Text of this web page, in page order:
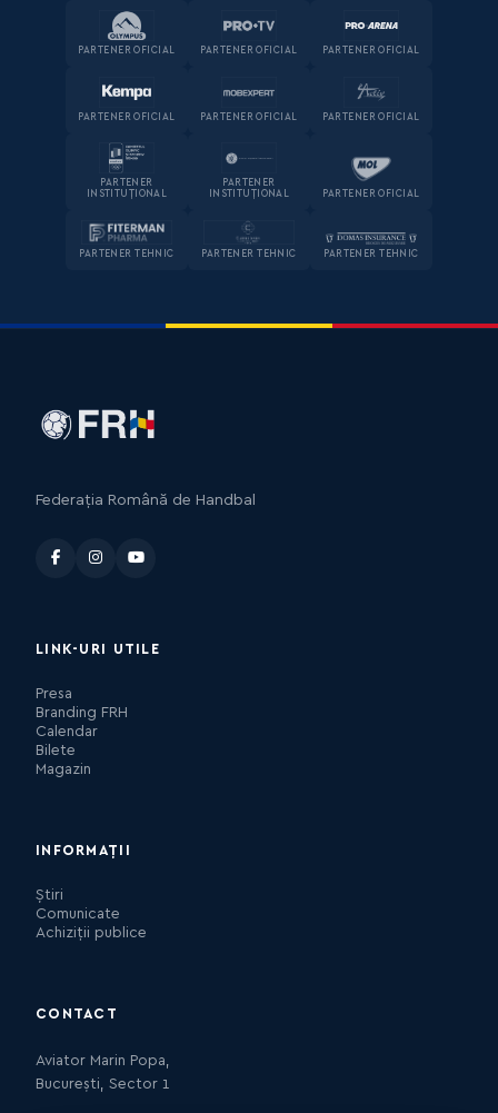
PARTENER OFICIAL PARTENER OFICIAL PARTENER OFICIAL
PARTENER OFICIAL PARTENER OFICIAL PARTENER OFICIAL
PARTENER
INSTITUȚIONAL
PARTENER
INSTITUȚIONAL
PARTENER OFICIAL
PARTENER TEHNIC PARTENER TEHNIC PARTENER TEHNIC
Federația Română de Handbal
LINK-URI UTILE
Presa
Branding FRH
Calendar
Bilete
Magazin
INFORMAȚII
Știri
Comunicate
Achiziții publice
CONTACT
Aviator Marin Popa,
București, Sector 1